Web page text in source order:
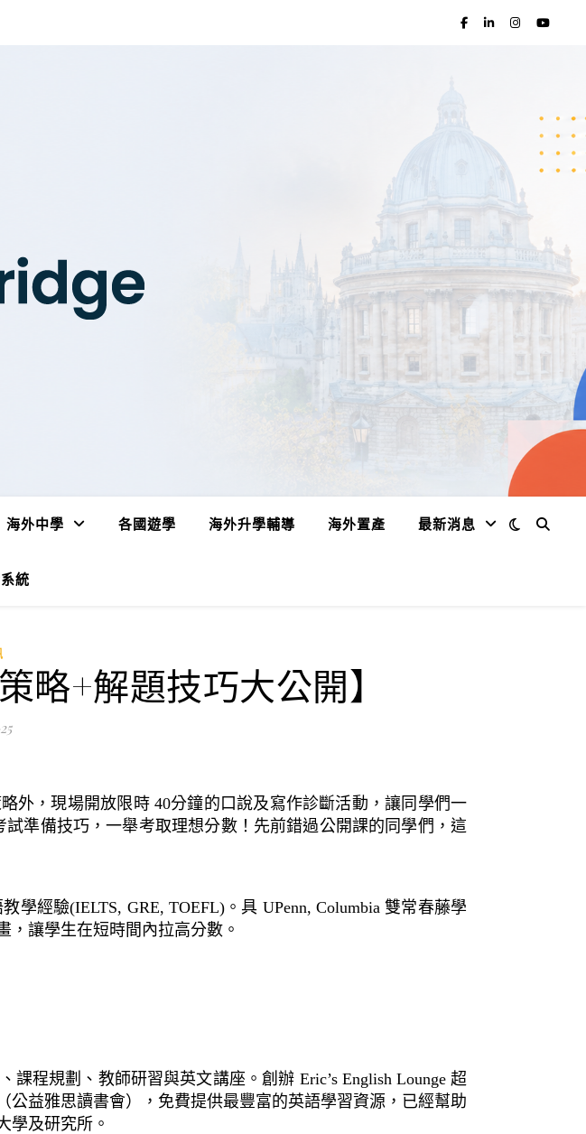
海外中學 各國遊學 海外升學輔導 海外置產 最新消息
統
略+解題技巧大公開】
外，現場開放限時 40分鐘的口說及寫作診斷活動，讓同學們一
準備技巧，一舉考取理想分數！先前錯過公開課的同學們，這
經驗(IELTS, GRE, TOEFL)。具 UPenn, Columbia 雙常春藤學
讓學生在短時間內拉高分數。
程規劃、教師研習與英文講座。創辦 Eric’s English Lounge 超
益雅思讀書會），免費提供最豐富的英語學習資源，已經幫助
學及研究所。